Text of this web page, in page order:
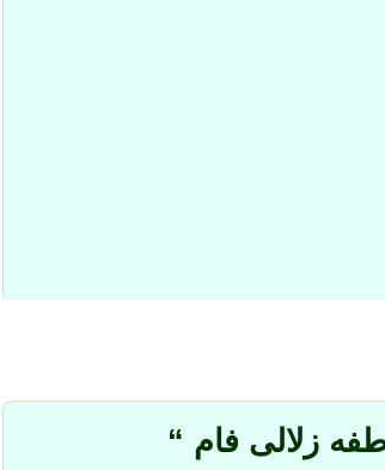
زلالی فام “